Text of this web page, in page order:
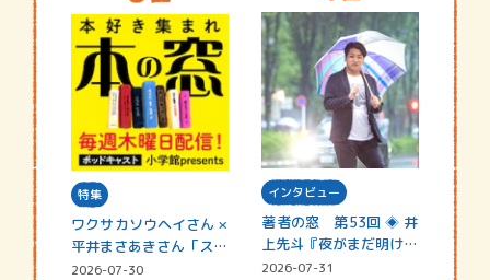
特集
ワクサカソウヘイさん ×
平井まさあきさん「スペ
シャ…
2026-07-30
インタビュー
著者の窓 第53回 ◈ 井
上先斗『夜がまだ明けな
い』
2026-07-31